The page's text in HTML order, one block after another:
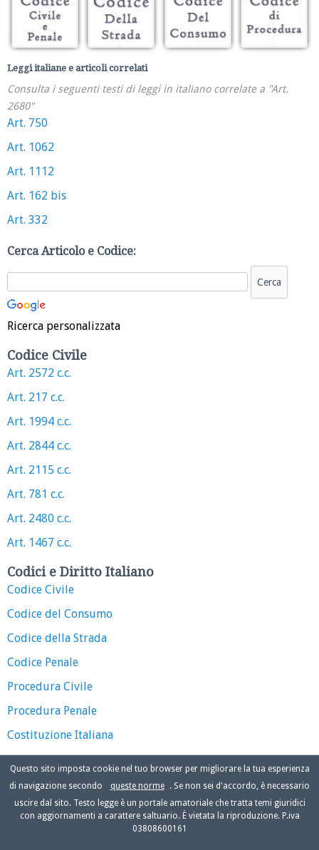
Leggi italiane e articoli correlati
Consulta i seguenti testi di leggi in italiano correlate a "Art.
2680"
Art. 750
Art. 1062
Art. 1112
Art. 162 bis
Art. 332
Cerca Articolo e Codice:
Ricerca personalizzata
Codice Civile
Art. 2572 c.c.
Art. 217 c.c.
Art. 1994 c.c.
Art. 2844 c.c.
Art. 2115 c.c.
Art. 781 c.c.
Art. 2480 c.c.
Art. 1467 c.c.
Codici e Diritto Italiano
Codice Civile
Codice del Consumo
Codice della Strada
Codice Penale
Procedura Civile
Procedura Penale
Costituzione Italiana
Questo sito imposta cookie nel tuo browser per migliorare la tua esperienza
di navigazione secondo
queste norme
. Se non sei d'accordo, è necessario
uscire dal sito. Testo legge è un portale amatoriale che tratta temi giuridici
con aggiornamenti a carattere saltuario. È vietata la riproduzione. P.iva
03808600161